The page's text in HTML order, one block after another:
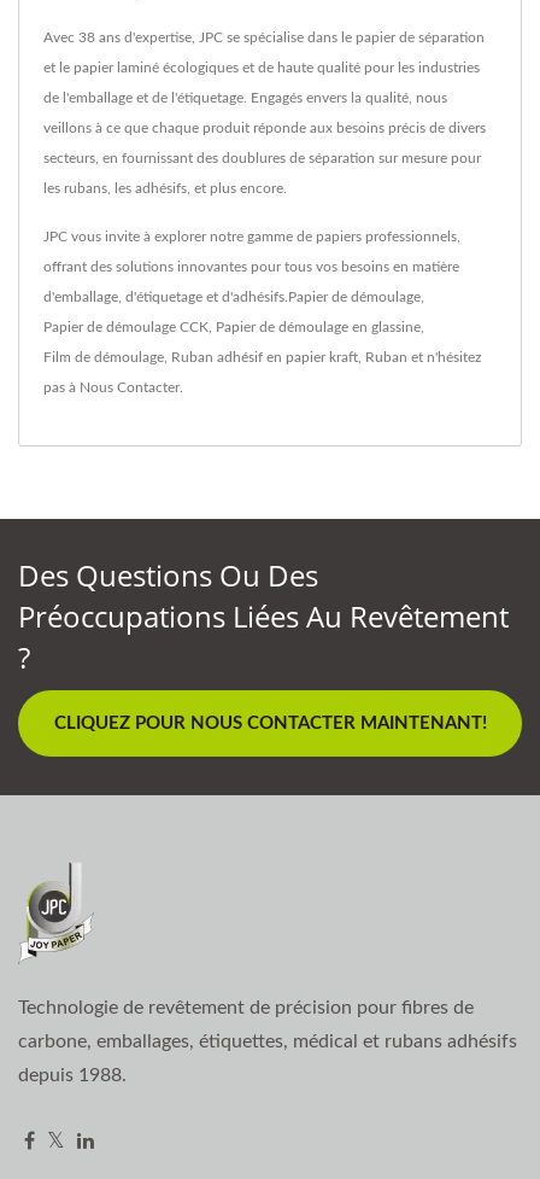
Avec 38 ans d'expertise, JPC se spécialise dans le papier de séparation
et le papier laminé écologiques et de haute qualité pour les industries
de l'emballage et de l'étiquetage. Engagés envers la qualité, nous
veillons à ce que chaque produit réponde aux besoins précis de divers
secteurs, en fournissant des doublures de séparation sur mesure pour
les rubans, les adhésifs, et plus encore.
JPC vous invite à explorer notre gamme de papiers professionnels,
offrant des solutions innovantes pour tous vos besoins en matière
d'emballage, d'étiquetage et d'adhésifs. Papier de démoulage
Papier de démoulage CCK Papier de démoulage en glassine
Film de démoulage Ruban adhésif en papier kraft Ruban et n'hésitez
pas à Nous Contacter.
Des Questions Ou Des
Préoccupations Liées Au Revêtement
?
CLIQUEZ POUR NOUS CONTACTER MAINTENANT!
Technologie de revêtement de précision pour fibres de
carbone, emballages, étiquettes, médical et rubans adhésifs
depuis 1988.